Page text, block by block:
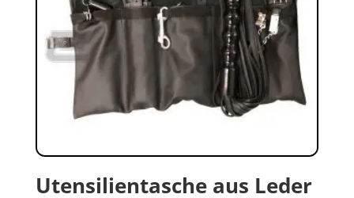
Utensilientasche aus Leder